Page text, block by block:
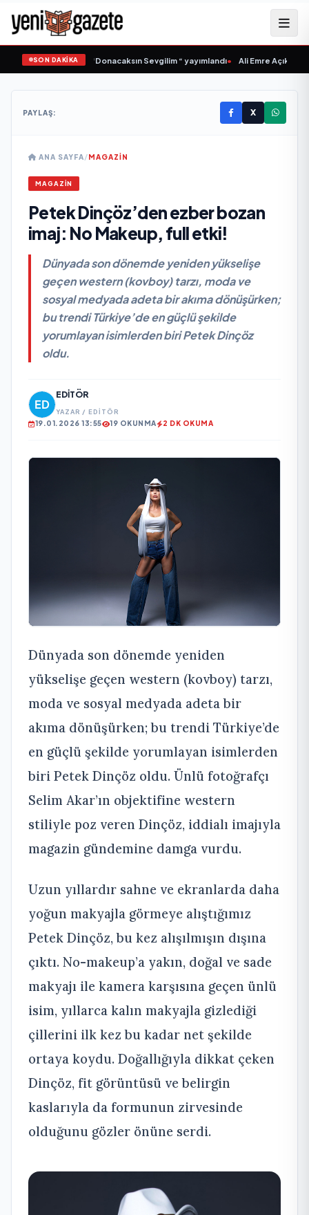
SON DAKİKA
‘dan İkinci Tekli “Donacaksın Sevgilim “ yayımlandı• Ali Emre Açıkgöz
PAYLAŞ: X
ANA SAYFA/MAGAZIN
MAGAZIN
Petek Dinçöz’den ezber bozan
imaj: No Makeup, full etki!
Dünyada son dönemde yeniden yükselişe
geçen western (kovboy) tarzı, moda ve
sosyal medyada adeta bir akıma dönüşürken;
bu trendi Türkiye’de en güçlü şekilde
yorumlayan isimlerden biri Petek Dinçöz
oldu.
EDITÖR
YAZAR / EDITÖR
19.01.2026 13:55 19 OKUNMA 2 DK OKUMA
Dünyada son dönemde yeniden
yükselişe geçen western (kovboy) tarzı,
moda ve sosyal medyada adeta bir
akıma dönüşürken; bu trendi Türkiye’de
en güçlü şekilde yorumlayan isimlerden
biri Petek Dinçöz oldu. Ünlü fotoğrafçı
Selim Akar’ın objektifine western
stiliyle poz veren Dinçöz, iddialı imajıyla
magazin gündemine damga vurdu.
Uzun yıllardır sahne ve ekranlarda daha
yoğun makyajla görmeye alıştığımız
Petek Dinçöz, bu kez alışılmışın dışına
çıktı. No-makeup’a yakın, doğal ve sade
makyajı ile kamera karşısına geçen ünlü
isim, yıllarca kalın makyajla gizlediği
çillerini ilk kez bu kadar net şekilde
ortaya koydu. Doğallığıyla dikkat çeken
Dinçöz, fit görüntüsü ve belirgin
kaslarıyla da formunun zirvesinde
olduğunu gözler önüne serdi.